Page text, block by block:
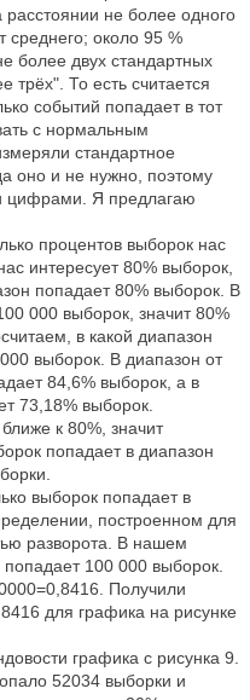
не более одного
среднего; около 95 %
более двух стандартных
трёх". То есть считается
событий попадает в тот
с нормальным
стандартное
оно и не нужно, поэтому
цифрами. Я предлагаю
процентов выборок нас
интересует 80% выборок,
попадает 80% выборок. В
000 выборок, значит 80%
в какой диапазон
выборок. В диапазон от
84,6% выборок, а в
73,18% выборок.
к 80%, значит
попадает в диапазон
выборок попадает в
построенном для
разворота. В нашем
попадает 100 000 выборок.
Получили
для графика на рисунке
графика с рисунка 9.
52034 выборки и